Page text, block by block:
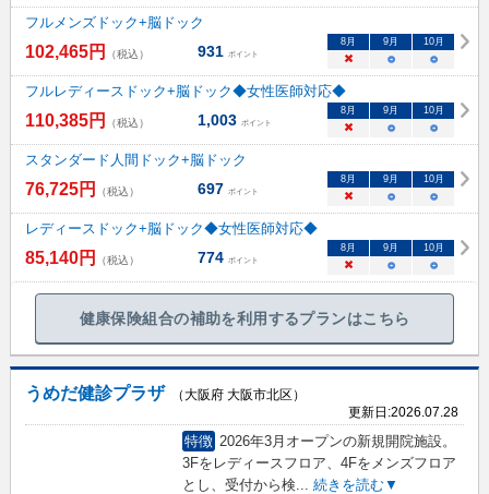
フルメンズドック+脳ドック
102,465円 （税込） 931 ポイント
8月 9月 10月
× ○ ○
フルレディースドック+脳ドック◆女性医師対応◆
110,385円 （税込） 1,003 ポイント
8月 9月 10月
× ○ ○
スタンダード人間ドック+脳ドック
76,725円 （税込） 697 ポイント
8月 9月 10月
× ○ ○
レディースドック+脳ドック◆女性医師対応◆
85,140円 （税込） 774 ポイント
8月 9月 10月
× ○ ○
健康保険組合の補助を利用するプランはこちら
うめだ健診プラザ
（大阪府 大阪市北区）
更新日:2026.07.28
特徴 2026年3月オープンの新規開院施設。
3Fをレディースフロア、4Fをメンズフロア
とし、受付から検... 続きを読む▼